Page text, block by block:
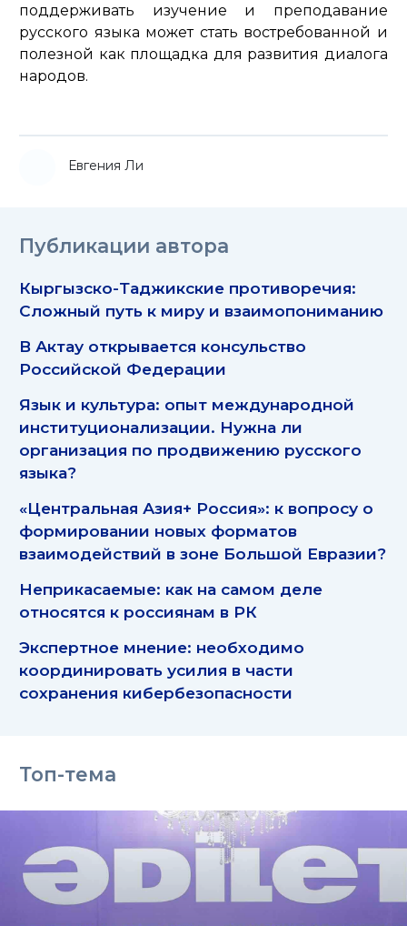
поддерживать изучение и преподавание
русского языка может стать востребованной и
полезной как площадка для развития диалога
народов.
Евгения Ли
Публикации автора
Кыргызско-Таджикские противоречия:
Сложный путь к миру и взаимопониманию
В Актау открывается консульство
Российской Федерации
Язык и культура: опыт международной
институционализации. Нужна ли
организация по продвижению русского
языка?
«Центральная Азия+ Россия»: к вопросу о
формировании новых форматов
взаимодействий в зоне Большой Евразии?
Неприкасаемые: как на самом деле
относятся к россиянам в РК
Экспертное мнение: необходимо
координировать усилия в части
сохранения кибербезопасности
Топ-тема